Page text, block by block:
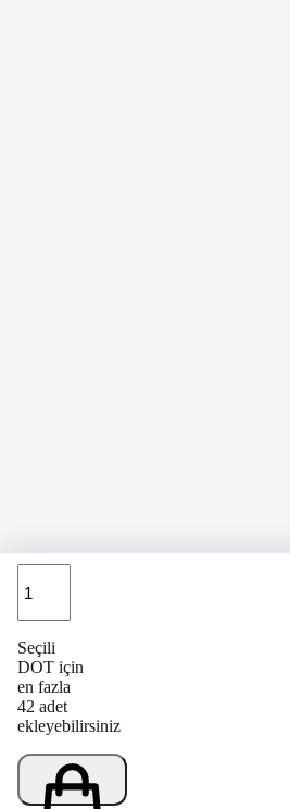
Seçili
DOT için
en fazla
42 adet
ekleyebilirsiniz